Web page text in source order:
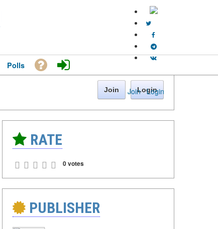
Join · Login
Polls
Join Login
RATE
0 votes
PUBLISHER